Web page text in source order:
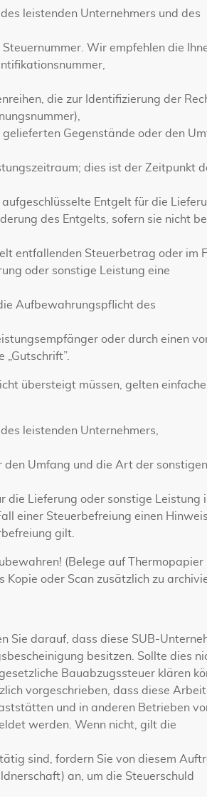
leistenden Unternehmers und des
Wir empfehlen die
die zur Identifizierung der
Gegenstände oder den
dies ist der Zeitpunkt
Entgelt für die
des Entgelts, sofern sie nicht
entfallenden Steuerbetrag oder im
oder sonstige Leistung eine
Aufbewahrungspflicht des
oder durch einen
übersteigt müssen, gelten
leistenden Unternehmers,
Umfang und die Art der sonstigen
Lieferung oder sonstige Leistung
einer Steuerbefreiung einen
gilt.
(Belege auf Thermopapier
oder Scan zusätzlich zu
Sie darauf, dass diese SUB-
besitzen. Sollte dies
Bauabzugssteuer klären
vorgeschrieben, dass diese
und in anderen Betrieben
werden. Wenn nicht, gilt die
sind, fordern Sie von diesem
an, um die Steuerschuld